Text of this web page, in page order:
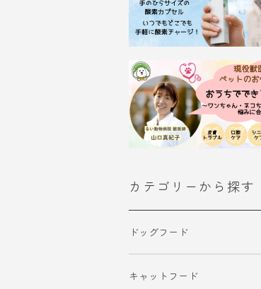
カテゴリーから探す
ドッグフード
キャットフード